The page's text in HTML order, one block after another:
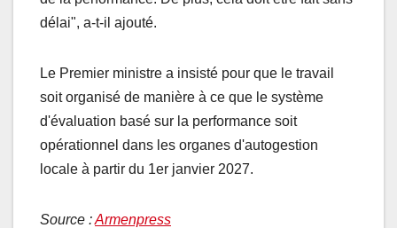
délai", a-t-il ajouté.
Le Premier ministre a insisté pour que le travail
soit organisé de manière à ce que le système
d'évaluation basé sur la performance soit
opérationnel dans les organes d'autogestion
locale à partir du 1er janvier 2027.
Source :Armenpress